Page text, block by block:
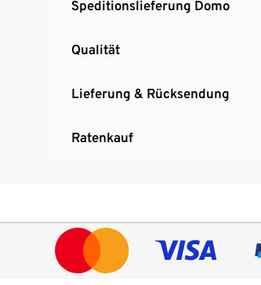
Speditionslieferung Domo
Qualität
Lieferung & Rücksendung
Ratenkauf